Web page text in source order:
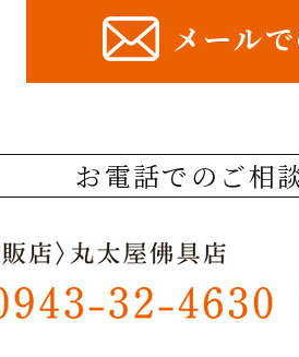
メール
お電話でのご相